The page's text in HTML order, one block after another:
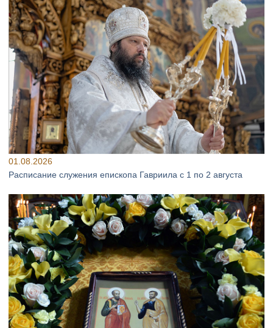
01.08.2026
Расписание служения епископа Гавриила с 1 по 2 августа